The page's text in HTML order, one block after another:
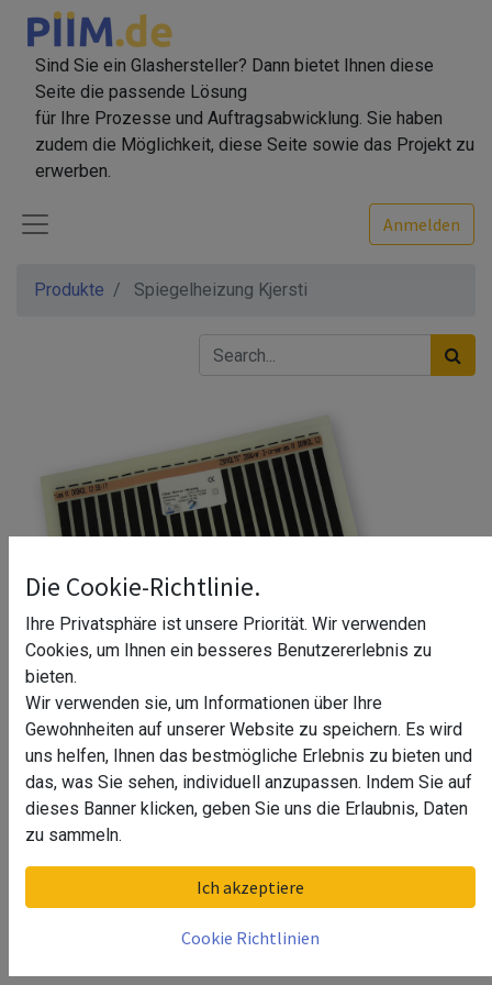
Sind Sie ein Glashersteller? Dann bietet Ihnen diese
Seite die passende Lösung
für Ihre Prozesse und Auftragsabwicklung. Sie haben
zudem die Möglichkeit, diese Seite sowie das Projekt zu
erwerben.
Anmelden
Produkte Spiegelheizung Kjersti
Spiegelheizung Kjersti
Abmessungen
Die Cookie-Richtlinie.
Ihre Privatsphäre ist unsere Priorität. Wir verwenden
Cookies, um Ihnen ein besseres Benutzererlebnis zu
bieten.
Wir verwenden sie, um Informationen über Ihre
Gewohnheiten auf unserer Website zu speichern. Es wird
uns helfen, Ihnen das bestmögliche Erlebnis zu bieten und
das, was Sie sehen, individuell anzupassen. Indem Sie auf
dieses Banner klicken, geben Sie uns die Erlaubnis, Daten
zu sammeln.
Ich akzeptiere
Cookie Richtlinien